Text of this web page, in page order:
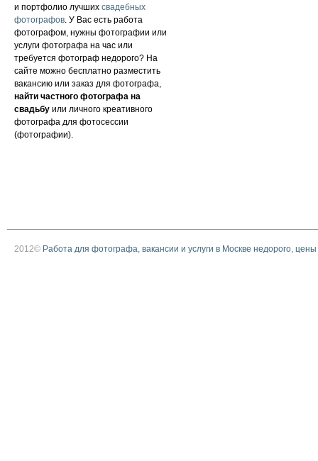
и портфолио лучших свадебных
фотографов. У Вас есть работа
фотографом, нужны фотографии или
услуги фотографа на час или
требуется фотограф недорого? На
сайте можно бесплатно разместить
вакансию или заказ для фотографа,
найти частного фотографа на
свадьбу или личного креативного
фотографа для фотосессии
(фотографии).
2012© Работа для фотографа, вакансии и услуги в Москве недорого, цены